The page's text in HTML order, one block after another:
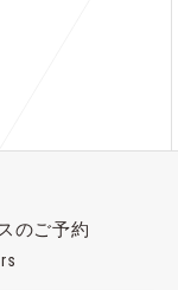
のご予約